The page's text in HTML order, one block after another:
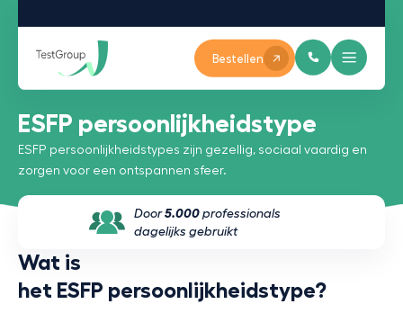
Bestellen
ESFP persoonlijkheidstype
ESFP persoonlijkheidstypes zijn gezellig, sociaal vaardig en
zorgen voor een ontspannen sfeer.
Door5.000 professionals
dagelijks gebruikt
Wat is
het ESFP persoonlijkheidstype?